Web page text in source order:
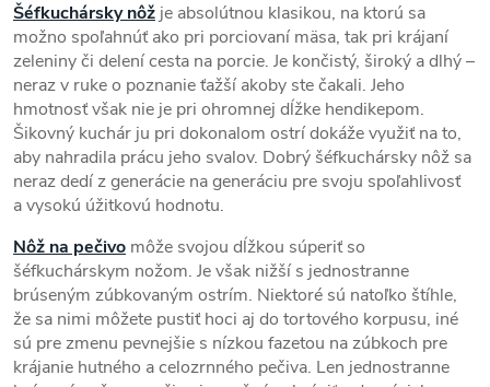
Šéfkuchársky nôž je absolútnou klasikou, na ktorú sa
možno spoľahnúť ako pri porciovaní mäsa, tak pri krájaní
zeleniny či delení cesta na porcie. Je končistý, široký a dlhý –
neraz v ruke o poznanie ťažší akoby ste čakali. Jeho
hmotnosť však nie je pri ohromnej dĺžke hendikepom.
Šikovný kuchár ju pri dokonalom ostrí dokáže využiť na to,
aby nahradila prácu jeho svalov. Dobrý šéfkuchársky nôž sa
neraz dedí z generácie na generáciu pre svoju spoľahlivosť
a vysokú úžitkovú hodnotu.
Nôž na pečivo môže svojou dĺžkou súperiť so
šéfkuchárskym nožom. Je však nižší s jednostranne
brúseným zúbkovaným ostrím. Niektoré sú natoľko štíhle,
že sa nimi môžete pustiť hoci aj do tortového korpusu, iné
sú pre zmenu pevnejšie s nízkou fazetou na zúbkoch pre
krájanie hutného a celozrnného pečiva. Len jednostranne